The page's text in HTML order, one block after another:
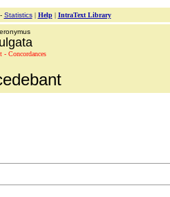
- Statistics| Help| IntraText Library
- Concordances